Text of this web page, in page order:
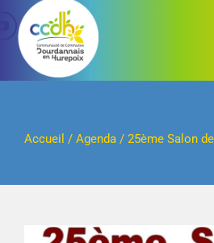
Passer
contenu
Accueil / Agenda/ 25ème Salon